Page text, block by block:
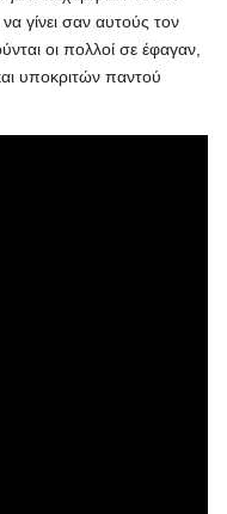
γίνει σαν αυτούς τον
οι πολλοί σε έφαγαν,
υποκριτών παντού